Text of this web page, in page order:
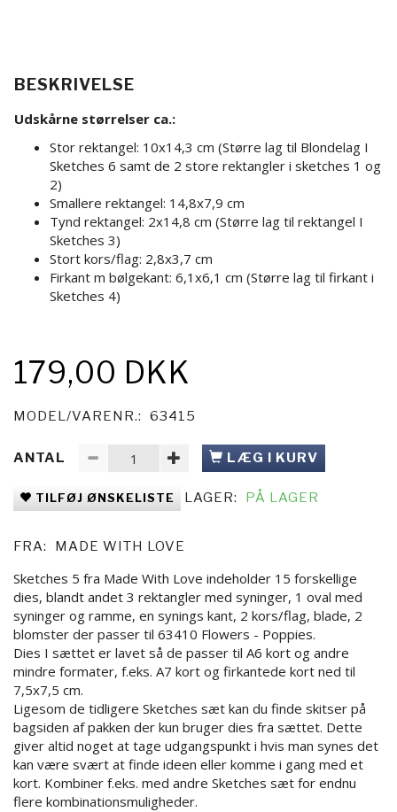
BESKRIVELSE
Udskårne størrelser ca.:
Stor rektangel: 10x14,3 cm (Større lag til Blondelag I
Sketches 6 samt de 2 store rektangler i sketches 1 og
2)
Smallere rektangel: 14,8x7,9 cm
Tynd rektangel: 2x14,8 cm (Større lag til rektangel I
Sketches 3)
Stort kors/flag: 2,8x3,7 cm
Firkant m bølgekant: 6,1x6,1 cm (Større lag til firkant i
Sketches 4)
179,00 DKK
MODEL/VARENR.: 63415
ANTAL LÆG I KURV
TILFØJ ØNSKELISTE LAGER: PÅ LAGER
FRA: MADE WITH LOVE
Sketches 5 fra Made With Love indeholder 15 forskellige
dies, blandt andet 3 rektangler med syninger, 1 oval med
syninger og ramme, en synings kant, 2 kors/flag, blade, 2
blomster der passer til 63410 Flowers - Poppies.
Dies I sættet er lavet så de passer til A6 kort og andre
mindre formater, f.eks. A7 kort og firkantede kort ned til
7,5x7,5 cm.
Ligesom de tidligere Sketches sæt kan du finde skitser på
bagsiden af pakken der kun bruger dies fra sættet. Dette
giver altid noget at tage udgangspunkt i hvis man synes det
kan være svært at finde ideen eller komme i gang med et
kort. Kombiner f.eks. med andre Sketches sæt for endnu
flere kombinationsmuligheder.